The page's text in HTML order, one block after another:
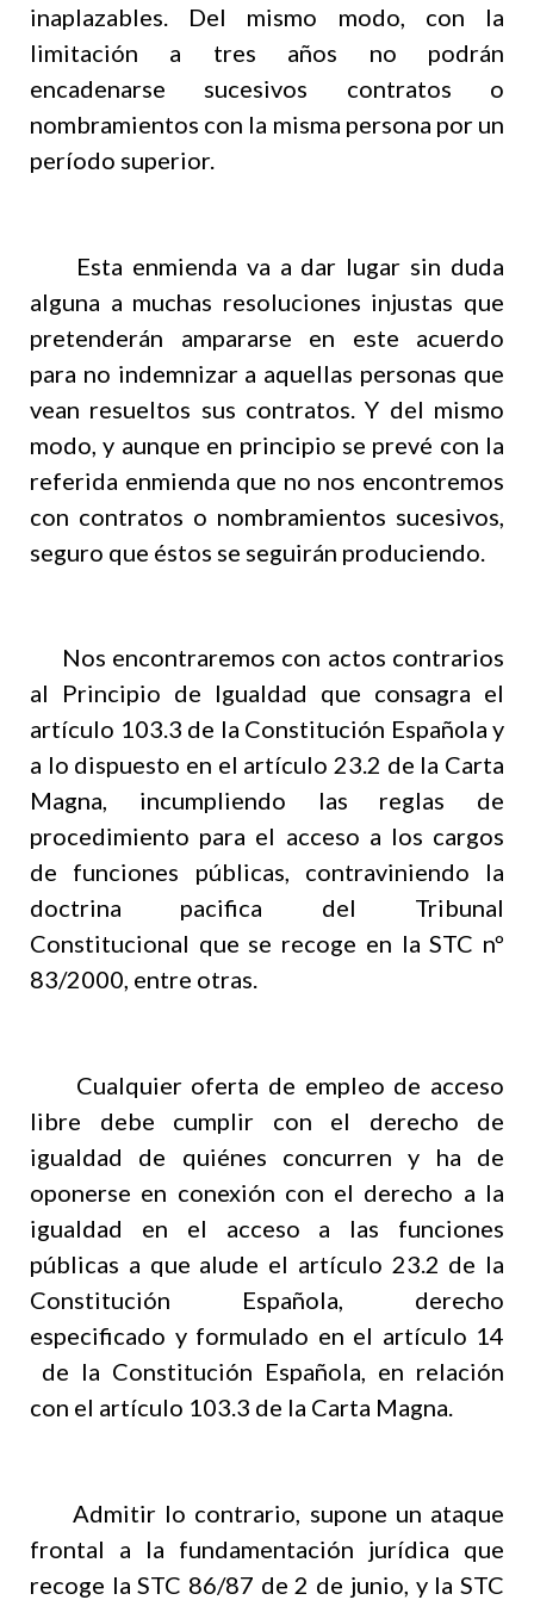
inaplazables. Del mismo modo, con la
limitación a tres años no podrán
encadenarse sucesivos contratos o
nombramientos con la misma persona por un
período superior.
Esta enmienda va a dar lugar sin duda
alguna a muchas resoluciones injustas que
pretenderán ampararse en este acuerdo
para no indemnizar a aquellas personas que
vean resueltos sus contratos. Y del mismo
modo, y aunque en principio se prevé con la
referida enmienda que no nos encontremos
con contratos o nombramientos sucesivos,
seguro que éstos se seguirán produciendo.
Nos encontraremos con actos contrarios
al Principio de Igualdad que consagra el
artículo 103.3 de la Constitución Española y
a lo dispuesto en el artículo 23.2 de la Carta
Magna, incumpliendo las reglas de
procedimiento para el acceso a los cargos
de funciones públicas, contraviniendo la
doctrina pacifica del Tribunal
Constitucional que se recoge en la STC nº
83/2000, entre otras.
Cualquier oferta de empleo de acceso
libre debe cumplir con el derecho de
igualdad de quiénes concurren y ha de
oponerse en conexión con el derecho a la
igualdad en el acceso a las funciones
públicas a que alude el artículo 23.2 de la
Constitución Española, derecho
especificado y formulado en el artículo 14
de la Constitución Española, en relación
con el artículo 103.3 de la Carta Magna.
Admitir lo contrario, supone un ataque
frontal a la fundamentación jurídica que
recoge la STC 86/87 de 2 de junio, y la STC